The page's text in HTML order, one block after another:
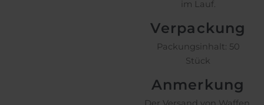
im Lauf.
Verpackung
Packungsinhalt: 50
Stück
Anmerkung